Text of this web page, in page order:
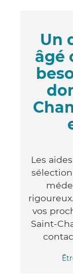
Un
âgé
Les
vos
Saint-